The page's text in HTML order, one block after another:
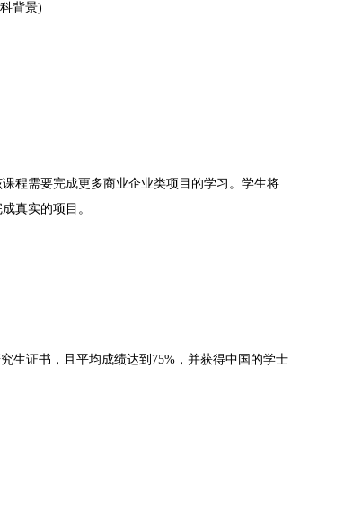
背景)
程需要完成更多商业企业类项目的学习。学生将
真实的项目。
证书，且平均成绩达到75%，并获得中国的学士